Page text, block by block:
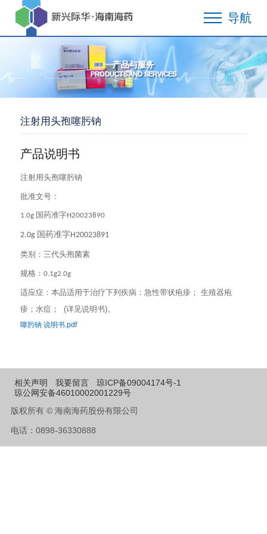
导航
产品与服务
PRODUCTS AND SERVICES
注射用头孢噻肟钠
产品说明书
注射用头孢噻肟钠
批准文号：
1.0g 国药准字H20023890
2.0g 国药准字H20023891
类别：三代头孢菌素
规格：0.1g2.0g
适应症：本品适用于治疗下列疾病：急性带状疱疹； 生殖器疱
疹；水痘； (详见说明书)。
噻肟钠 说明书.pdf
相关声明 我要留言
琼ICP备09004174号-1
琼公网安备46010002001229号
版权所有 © 海南海药股份有限公司
电话：0898-36330888